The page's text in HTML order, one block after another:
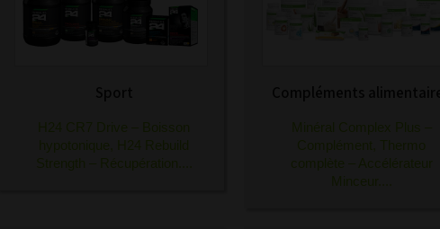
H24 CR7 Drive – Boisson
hypotonique
H24 Rebuild
Strength – Récupération
Minéral Complex Plus –
Complément Thermo
complète – Accélérateur
Minceur